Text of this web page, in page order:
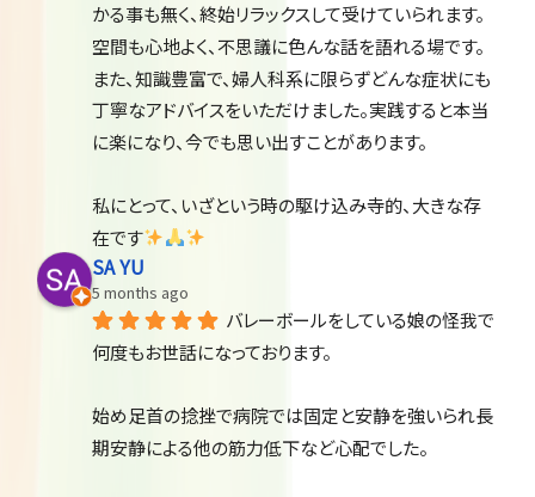
かる事も無く、終始リラックスして受けていられます。
空間も心地よく、不思議に色んな話を語れる場です。
また、知識豊富で、婦人科系に限らずどんな症状にも
丁寧なアドバイスをいただけました。実践すると本当
に楽になり、今でも思い出すことがあります。
私にとって、いざという時の駆け込み寺的、大きな存
在です
SA YU
5 months ago
バレーボールをしている娘の怪我で
何度もお世話になっております。
始め足首の捻挫で病院では固定と安静を強いられ長
期安静による他の筋力低下など心配でした。